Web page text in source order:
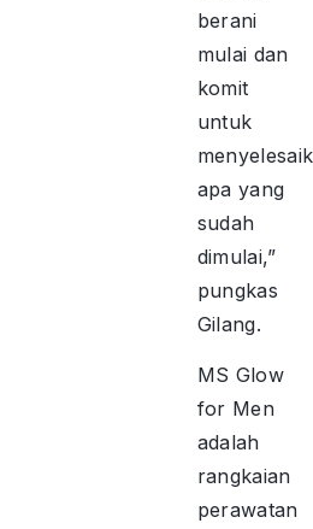
berani
mulai dan
komit
untuk
apa yang
sudah
dimulai,”
pungkas
Gilang.
MS Glow
for Men
adalah
rangkaian
perawatan